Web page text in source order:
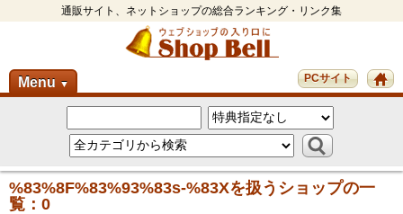
通販サイト、ネットショップの総合ランキング・リンク集
Menu ▼ PCサイト
%83%8F%83%93%83s-%83Xを扱うショップの一
覧：0